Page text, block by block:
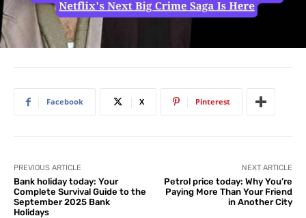
Facebook X Pinterest
PREVIOUS ARTICLE
Bank holiday today: Your
Complete Survival Guide to the
September 2025 Bank
Holidays
NEXT ARTICLE
Petrol price today: Why You’re
Paying More Than Your Friend
in Another City